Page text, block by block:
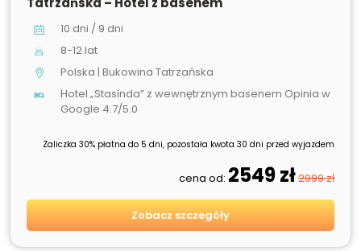
10 dni / 9 dni
8-12 lat
Polska | Bukowina Tatrzańska
Hotel „Stasinda” z wewnętrznym basenem Opinia w
Google 4.7/5.0
Zaliczka 30% płatna do 5 dni, pozostała kwota 30 dni przed wyjazdem
cena od: 2549 zł2999 zł
Zobacz szczegóły